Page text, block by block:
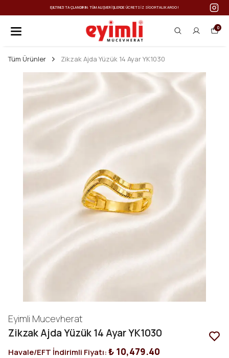
IŞILTINIZI TAÇLANDIRIN: TÜM ALIŞVERIŞLERDE ÜCRETSIZ SIGORTALI KARGO!
0
Tüm Ürünler Zikzak Ajda Yüzük 14 Ayar YK1030
Eyimli Mucevherat
Zikzak Ajda Yüzük 14 Ayar YK1030
Havale/EFT İndirimli Fiyatı:₺ 10,479.40